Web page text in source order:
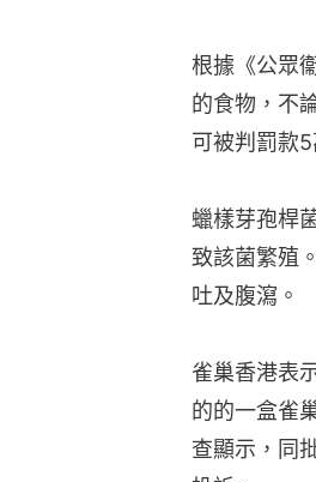
根據《公眾
的食物，不
可被判罰款
蠟樣芽孢桿
致該菌繁殖
吐及腹瀉。
雀巢香港表
的的一盒雀
查顯示，同